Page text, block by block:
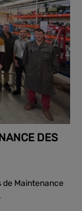
DES
de Maintenance